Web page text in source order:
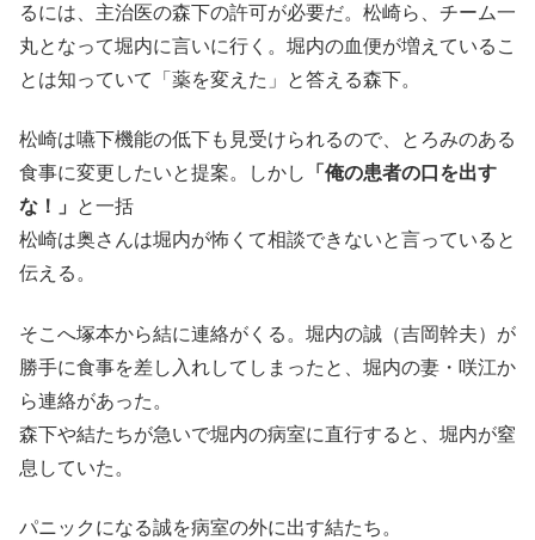
るには、主治医の森下の許可が必要だ。松崎ら、チーム一
丸となって堀内に言いに行く。堀内の血便が増えているこ
とは知っていて「薬を変えた」と答える森下。
松崎は嚥下機能の低下も見受けられるので、とろみのある
食事に変更したいと提案。しかし
「俺の患者の口を出す
な！」
と一括
松崎は奥さんは堀内が怖くて相談できないと言っていると
伝える。
そこへ塚本から結に連絡がくる。堀内の誠（吉岡幹夫）が
勝手に食事を差し入れしてしまったと、堀内の妻・咲江か
ら連絡があった。
森下や結たちが急いで堀内の病室に直行すると、堀内が窒
息していた。
パニックになる誠を病室の外に出す結たち。